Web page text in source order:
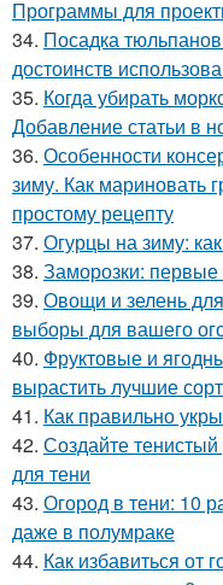
Программы для
34. Посадка
достоинств
35. Когда убирать
Добавление статьи в
36. Особенности
зиму. Как мариновать
простому рецепту
37. Огурцы на зиму:
38. Заморозки:
39. Овощи и зелень
выборы для вашего
40. Фруктовые и
вырастить лучшие
41. Как правильно
42. Создайте
для тени
43. Огород в тени: 10
даже в полумраке
44. Как избавиться от